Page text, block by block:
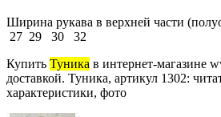
Ширина рукава в верхней части
27 29 30 32
Купить Туника в интернет-магазине
доставкой. Туника, артикул 1302:
характеристики, фото